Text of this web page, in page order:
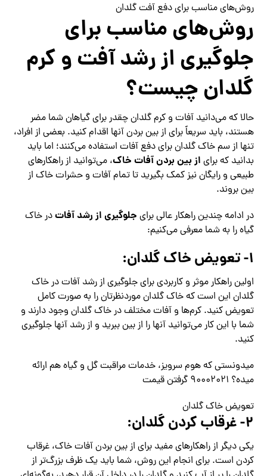
روش‌های مناسب برای دفع آفت گلدان
روش‌های مناسب برای
جلوگیری از رشد آفت و کرم
گلدان چیست؟
حالا که می‌دانید آفات و کرم گلدان چقدر برای گیاهان شما مضر
هستند، باید سریعاً برای از بین‌ بردن آنها اقدام کنید. بعضی از افراد،
تنها از سم خاک گلدان برای دفع آفات استفاده می‌کنند؛ اما باید
بدانید که برای از بین بردن آفات خاک، می‌توانید از راهکارهای
طبیعی و رایگان نیز کمک بگیرید تا تمام آفات و حشرات خاک از
بین بروند.
در ادامه چندین راهکار عالی برای جلوگیری از رشد آفاتدر خاک
گیاه را به شما معرفی می‌کنیم:
۱- تعویض خاک گلدان:
اولین راهکار موثر و کاربردی برای جلوگیری از رشد آفات در خاک
گلدان این است که خاک گلدان موردنظرتان را به‌ صورت کامل
تعویض کنید. کرم‌ها و آفات مختلف در خاک گلدان وجود دارند و
شما با این کار می‌توانید آنها را از بین ببرید و از رشد آنها جلوگیری
کنید.
میدونستی که هوم سرویز، خدمات مراقبت گل و گیاه هم ارائه
میده؟ ۹۰۰۰۲۰۲۱ گرفتن قیمت
تعویض خاک گلدان
۲- غرقاب کردن گلدان:
یکی دیگر از راهکارهای مفید برای از بین بردن آفات خاک، غرقاب
کردن است. برای انجام این روش، شما باید یک ظرف بزرگ‌تر از